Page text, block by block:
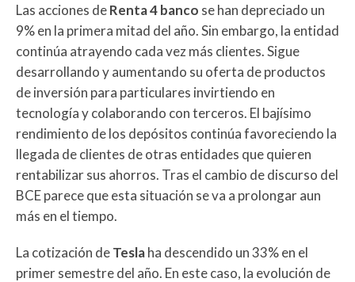
Las acciones deRenta 4 banco se han depreciado un
9% en la primera mitad del año. Sin embargo, la entidad
continúa atrayendo cada vez más clientes. Sigue
desarrollando y aumentando su oferta de productos
de inversión para particulares invirtiendo en
tecnología y colaborando con terceros. El bajísimo
rendimiento de los depósitos continúa favoreciendo la
llegada de clientes de otras entidades que quieren
rentabilizar sus ahorros. Tras el cambio de discurso del
BCE parece que esta situación se va a prolongar aun
más en el tiempo.
La cotización deTeslaha descendido un 33% en el
primer semestre del año. En este caso, la evolución de